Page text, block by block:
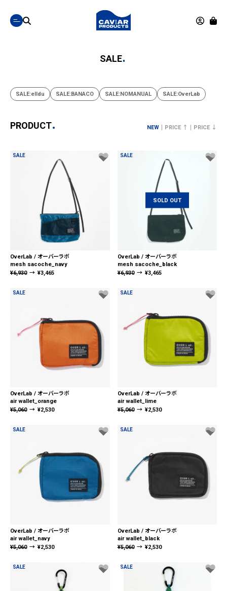
SALE
SALE:elldu SALE:BANACO SALE:NOMANUAL SALE:OverLab
PRODUCT NEW PRICE ↑ PRICE ↓
SALE
OverLab / オーバーラボ
mesh sacoche_navy
¥6,930 → ¥3,465
SALE
SOLD OUT
OverLab / オーバーラボ
mesh sacoche_black
¥6,930 → ¥3,465
SALE
OverLab / オーバーラボ
air wallet_orange
¥5,060 → ¥2,530
SALE
OverLab / オーバーラボ
air wallet_lime
¥5,060 → ¥2,530
SALE
OverLab / オーバーラボ
air wallet_navy
¥5,060 → ¥2,530
SALE
OverLab / オーバーラボ
air wallet_black
¥5,060 → ¥2,530
SALE SALE